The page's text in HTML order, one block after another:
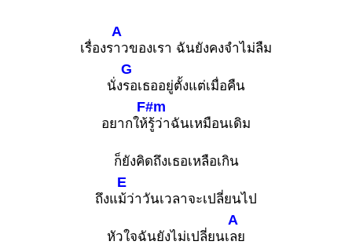
เรื่องร
A
าวของเรา ฉันยังคงจำไม่ลืม
นั่ง
G
รอเธออยู่ตั้งแต่เมื่อคืน
อยากให้
F#m
รู้ว่าฉันเหมือนเดิม
ก็ยังคิดถึงเธอเหลือเกิน
ถึงแ
E
ม้ว่าวันเวลาจะเปลี่ยนไป
หัวใจฉันยังไม่เปลี่ยนเ
A
ลย